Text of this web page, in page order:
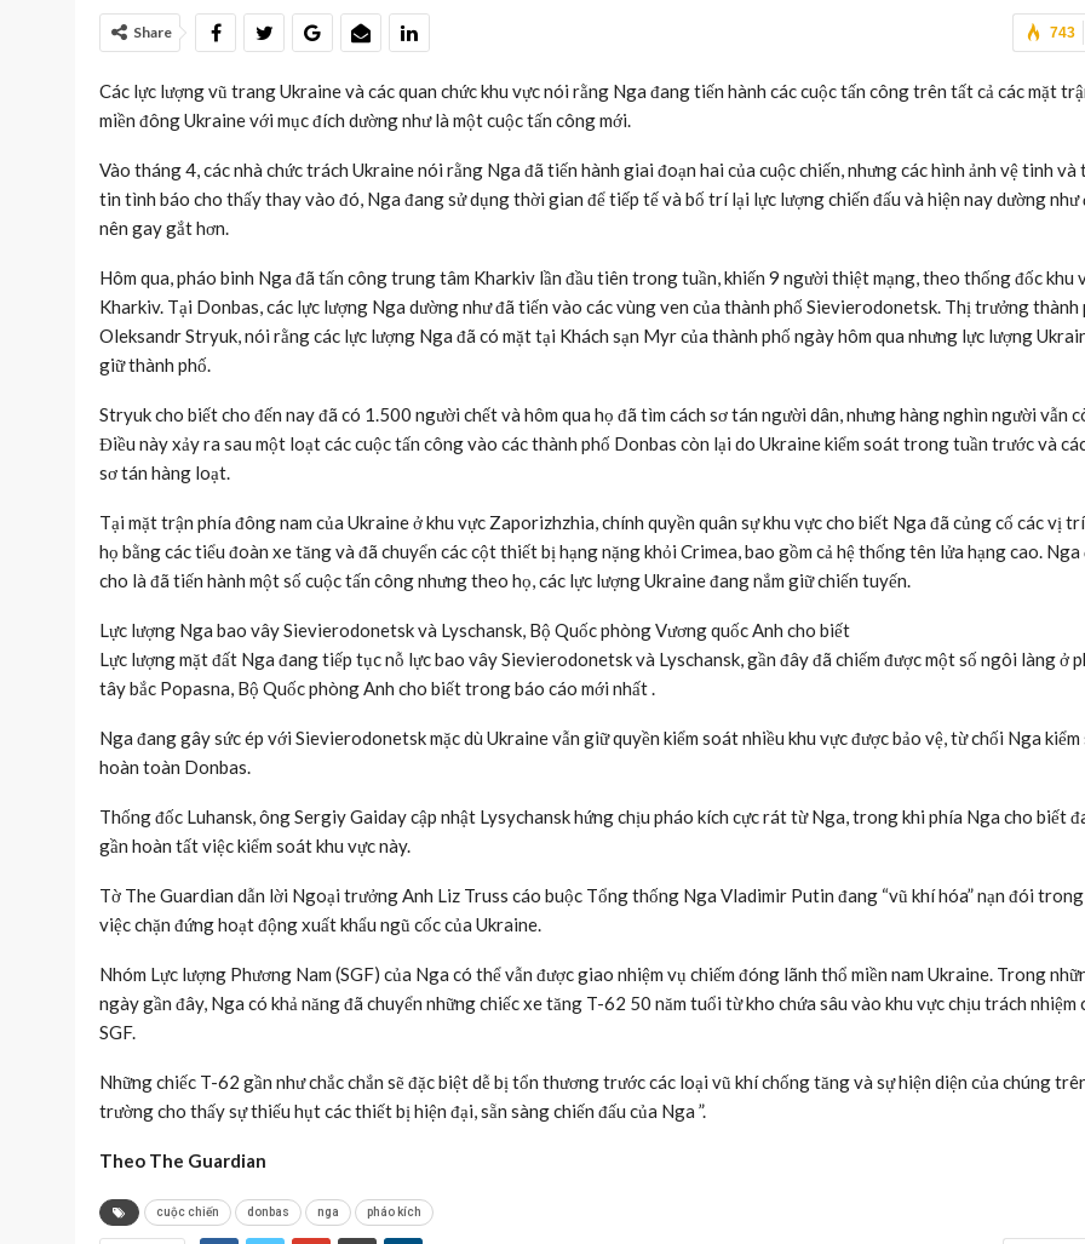
743
Share
Các lực lượng vũ trang Ukraine và các quan chức khu vực nói rằng Nga đang tiến hành các cuộc tấn công trên tất cả các mặt
miền đông Ukraine với mục đích dường như là một cuộc tấn công mới.
Vào tháng 4, các nhà chức trách Ukraine nói rằng Nga đã tiến hành giai đoạn hai của cuộc chiến, nhưng các hình ảnh vệ tinh và
tin tình báo cho thấy thay vào đó, Nga đang sử dụng thời gian để tiếp tế và bố trí lại lực lượng chiến đấu và hiện nay dường như
nên gay gắt hơn.
Hôm qua, pháo binh Nga đã tấn công trung tâm Kharkiv lần đầu tiên trong tuần, khiến 9 người thiệt mạng, theo thống đốc khu
Kharkiv. Tại Donbas, các lực lượng Nga dường như đã tiến vào các vùng ven của thành phố Sievierodonetsk. Thị trưởng thành
Oleksandr Stryuk, nói rằng các lực lượng Nga đã có mặt tại Khách sạn Myr của thành phố ngày hôm qua nhưng lực lượng
giữ thành phố.
Stryuk cho biết cho đến nay đã có 1.500 người chết và hôm qua họ đã tìm cách sơ tán người dân, nhưng hàng nghìn người vẫn
Điều này xảy ra sau một loạt các cuộc tấn công vào các thành phố Donbas còn lại do Ukraine kiểm soát trong tuần trước và
sơ tán hàng loạt.
Tại mặt trận phía đông nam của Ukraine ở khu vực Zaporizhzhia, chính quyền quân sự khu vực cho biết Nga đã củng cố các vị
họ bằng các tiểu đoàn xe tăng và đã chuyển các cột thiết bị hạng nặng khỏi Crimea, bao gồm cả hệ thống tên lửa hạng cao. Nga
cho là đã tiến hành một số cuộc tấn công nhưng theo họ, các lực lượng Ukraine đang nắm giữ chiến tuyến.
Lực lượng Nga bao vây Sievierodonetsk và Lyschansk, Bộ Quốc phòng Vương quốc Anh cho biết
Lực lượng mặt đất Nga đang tiếp tục nỗ lực bao vây Sievierodonetsk và Lyschansk, gần đây đã chiếm được một số ngôi làng ở
tây bắc Popasna, Bộ Quốc phòng Anh cho biết trong báo cáo mới nhất .
Nga đang gây sức ép với Sievierodonetsk mặc dù Ukraine vẫn giữ quyền kiểm soát nhiều khu vực được bảo vệ, từ chối Nga
hoàn toàn Donbas.
Thống đốc Luhansk, ông Sergiy Gaiday cập nhật Lysychansk hứng chịu pháo kích cực rát từ Nga, trong khi phía Nga cho biết
gần hoàn tất việc kiểm soát khu vực này.
Tờ The Guardian dẫn lời Ngoại trưởng Anh Liz Truss cáo buộc Tổng thống Nga Vladimir Putin đang “vũ khí hóa” nạn đói
việc chặn đứng hoạt động xuất khẩu ngũ cốc của Ukraine.
Nhóm Lực lượng Phương Nam (SGF) của Nga có thể vẫn được giao nhiệm vụ chiếm đóng lãnh thổ miền nam Ukraine. Trong
ngày gần đây, Nga có khả năng đã chuyển những chiếc xe tăng T-62 50 năm tuổi từ kho chứa sâu vào khu vực chịu trách nhiệm
SGF.
Những chiếc T-62 gần như chắc chắn sẽ đặc biệt dễ bị tổn thương trước các loại vũ khí chống tăng và sự hiện diện của chúng
trường cho thấy sự thiếu hụt các thiết bị hiện đại, sẵn sàng chiến đấu của Nga ”.
Theo The Guardian
cuộc chiến donbas nga pháo kích